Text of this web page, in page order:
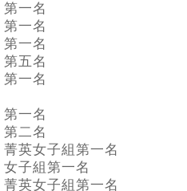
第一名
第一名
第一名
第五名
第一名
第一名
第二名
菁英女子組第一名
女子組第一名
菁英女子組第一名